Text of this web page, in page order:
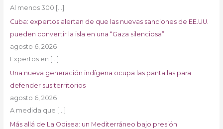
Al menos 300 […]
Cuba: expertos alertan de que las nuevas sanciones de EE.UU.
pueden convertir la isla en una “Gaza silenciosa”
agosto 6, 2026
Expertos en […]
Una nueva generación indígena ocupa las pantallas para
defender sus territorios
agosto 6, 2026
A medida que […]
Más allá de La Odisea: un Mediterráneo bajo presión